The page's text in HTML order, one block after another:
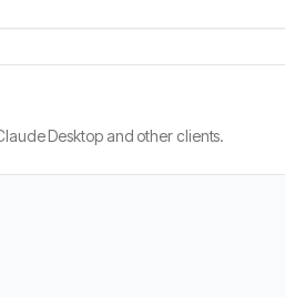
Desktop and other clients.